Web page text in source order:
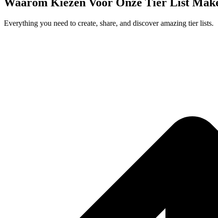
Everything you need to create, share, and discover amazing tier lists.